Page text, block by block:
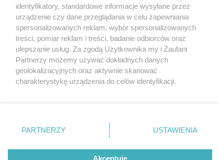
6 / 0
Nie zapomnij
zapoznać się z:
polityką prywatności regulamin korzystania z portali
Twojemiasto
Piekary Śląskie
Chorzów
Tarnowskie Góry
Gliwice
Skontakuj sięz nami
Kontakt
Wydawca
Redakcja
identyfikatory, standardowe informacje wysyłane przez
urządzenie czy dane przeglądania w celu zapewniania
spersonalizowanych reklam, wybór spersonalizowanych
treści, pomiar reklam i treści, badanie odbiorców oraz
ulepszanie usług. Za zgodą Użytkownika my i Zaufani
Partnerzy możemy używać dokładnych danych
geolokalizacyjnych oraz aktywnie skanować
charakterystykę urządzenia do celów identyfikacji.
zmienić/wycofać klikając przycisk ustawień prywatności
znajdujący się w lewym dolnym rogu strony
rodzaje przetwarzania danych nie wymagają zgody
użytkownika, ale masz prawo sprzeciwić się takiemu
PARTNERZY USTAWIENIA
Akceptuję